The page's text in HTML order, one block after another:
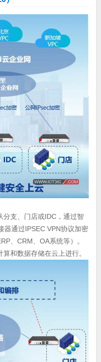
分支、门店或IDC，通过智
器通过IPSEC VPN协议加密
、CRM、OA系统等）。
和数据存储在云上进行。